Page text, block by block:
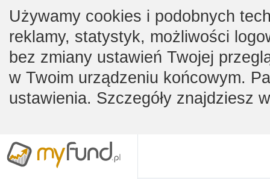
Używamy cookies i podobnych
reklamy, statystyk, możliwości
bez zmiany ustawień Twojej
w Twoim urządzeniu końcowym.
ustawienia. Szczegóły znajdziesz